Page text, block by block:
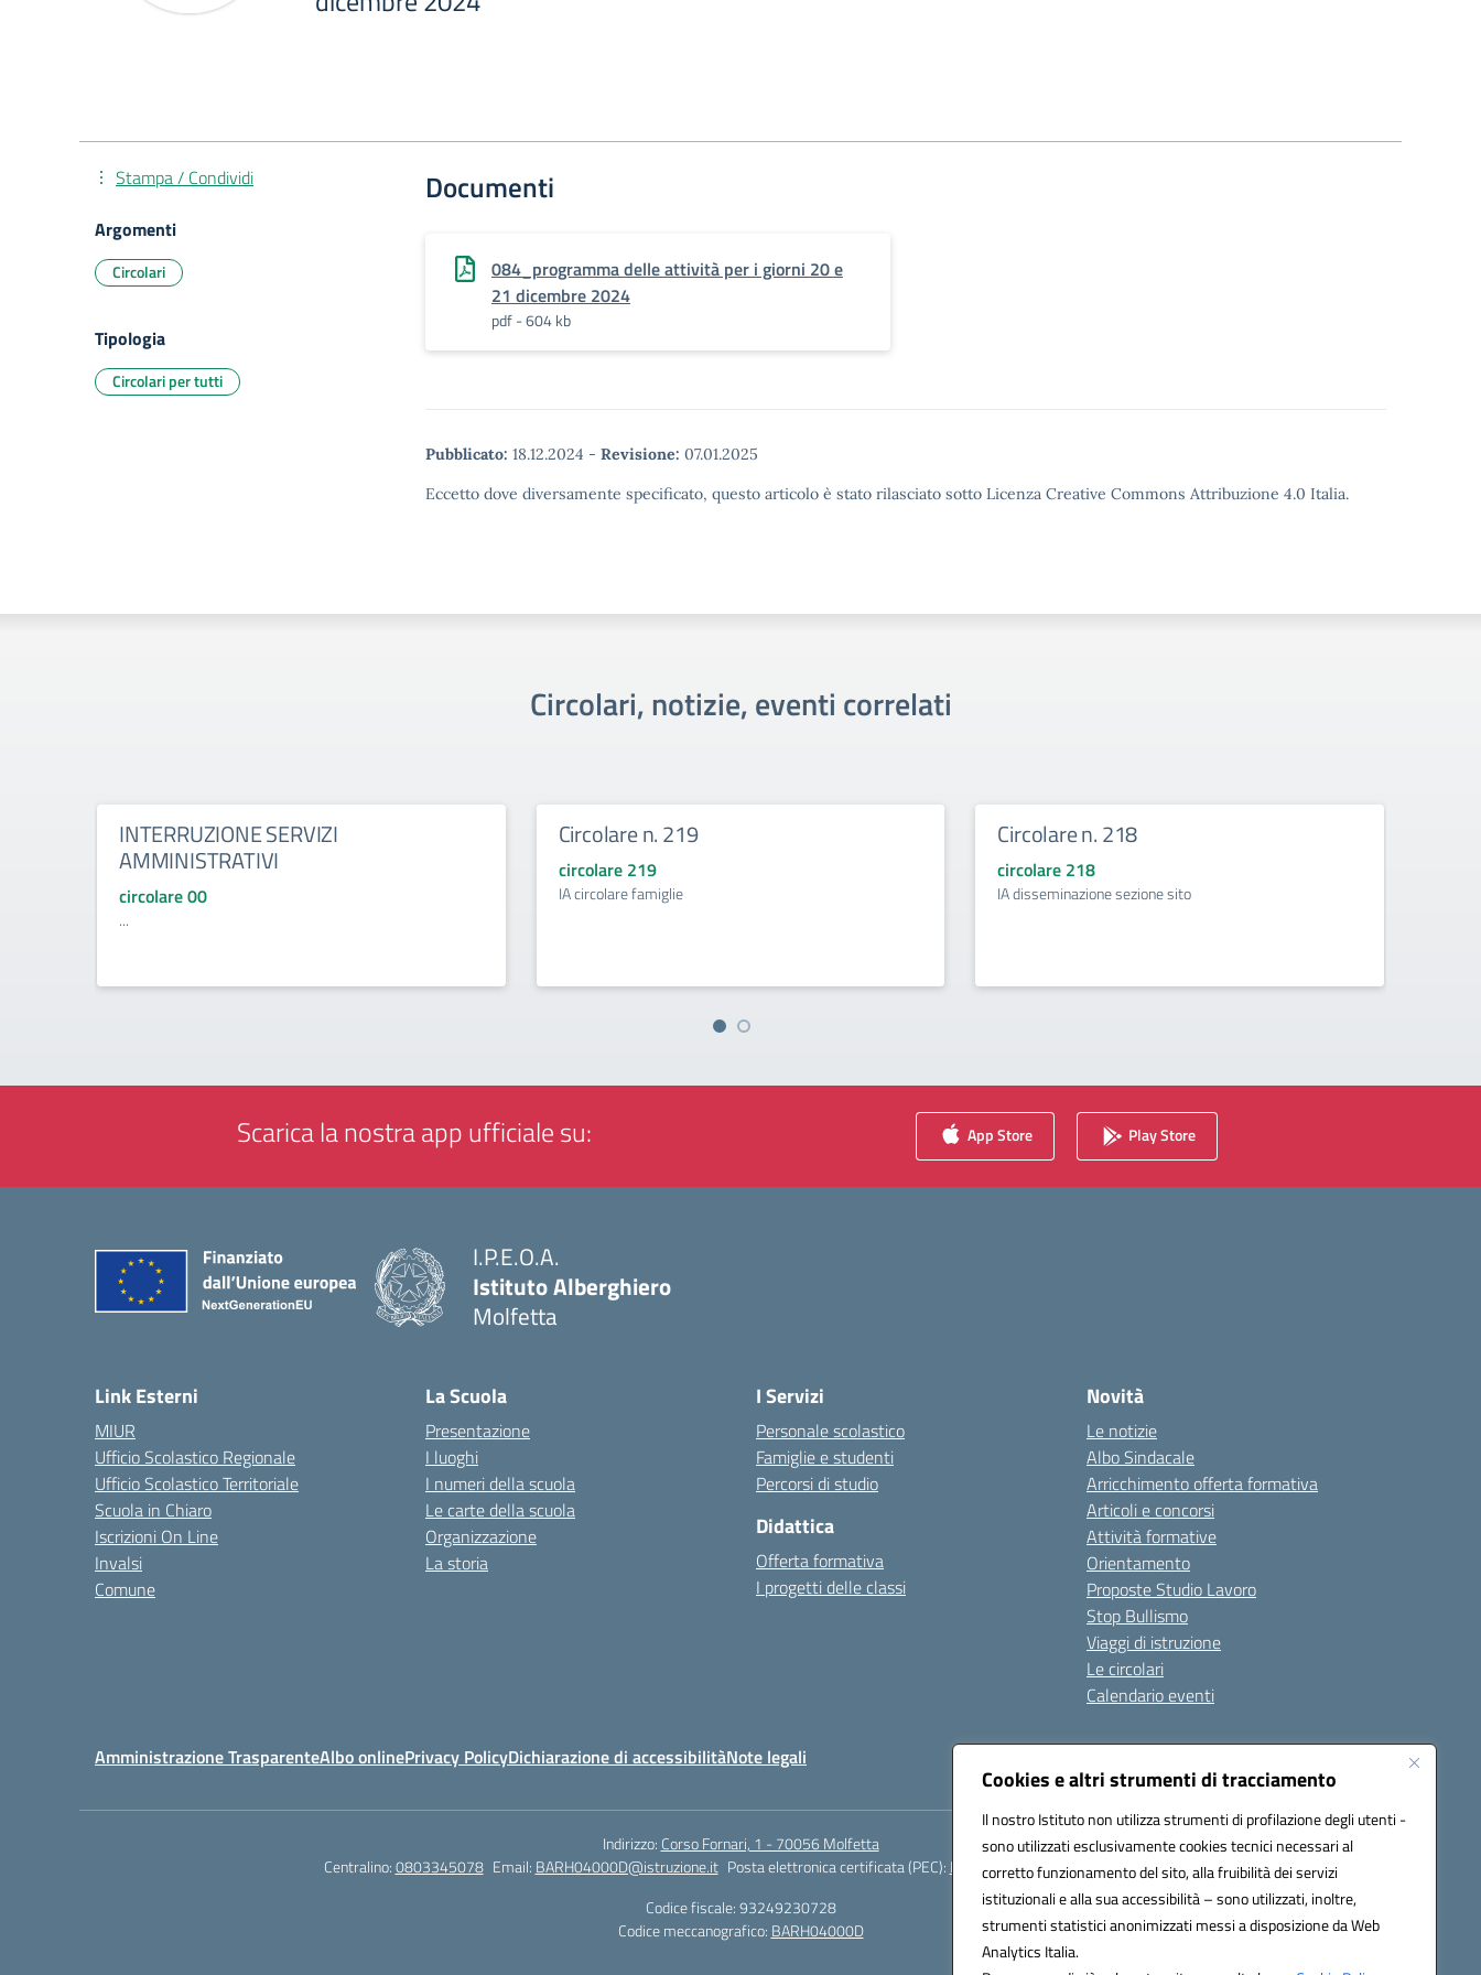
Cookies e altri strumenti di tracciamento
Il nostro Istituto non utilizza strumenti di profilazione degli utenti -
sono utilizzati esclusivamente cookies tecnici necessari al
corretto funzionamento del sito, alla fruibilità dei servizi
istituzionali e alla sua accessibilità – sono utilizzati, inoltre,
strumenti statistici anonimizzati messi a disposizione da Web
Analytics Italia.
Documenti
084_programma delle attività per i giorni 20 e
21 dicembre 2024
pdf - 604 kb
Pubblicato: 18.12.2024 - Revisione: 07.01.2025
Eccetto dove diversamente specificato, questo articolo è stato rilasciato sotto Licenza Creative Commons Attribuzione 4.0 Italia.
Stampa / Condividi
Argomenti
Circolari
Tipologia
Circolari per tutti
Circolari, notizie, eventi correlati
INTERRUZIONE SERVIZI
AMMINISTRATIVI
circolare 00
...
Circolare n. 219
circolare 219
IA circolare famiglie
Circolare n. 218
circolare 218
IA disseminazione sezione sito
Scarica la nostra app ufficiale su: App Store Play Store
I.P.E.O.A.
Istituto Alberghiero
Molfetta
Link Esterni
MIUR
Ufficio Scolastico Regionale
Ufficio Scolastico Territoriale
Scuola in Chiaro
Iscrizioni On Line
Invalsi
Comune
La Scuola
Presentazione
I luoghi
I numeri della scuola
Le carte della scuola
Organizzazione
La storia
I Servizi
Personale scolastico
Famiglie e studenti
Percorsi di studio
Didattica
Offerta formativa
I progetti delle classi
Novità
Le notizie
Albo Sindacale
Arricchimento offerta formativa
Articoli e concorsi
Attività formative
Orientamento
Proposte Studio Lavoro
Stop Bullismo
Viaggi di istruzione
Le circolari
Calendario eventi
Amministrazione TrasparenteAlbo onlinePrivacy PolicyDichiarazione di accessibilitàNote legali Seguici su:
Indirizzo: Corso Fornari, 1 - 70056 Molfetta
Centralino:0803345078 Email: BARH04000D@istruzione.it Posta elettronica certificata (PEC): BARH04000D@pec.istruzione.it
Codice fiscale: 93249230728
Codice meccanografico: BARH04000D